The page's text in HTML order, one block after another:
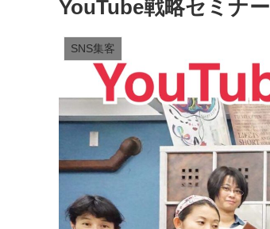
YouTube戦略セミナー
SNS集客